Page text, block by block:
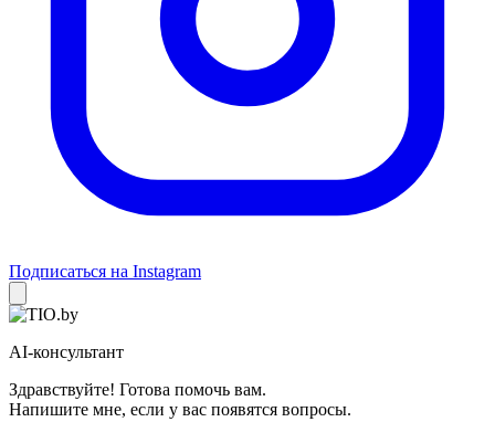
Подписаться на Instagram
AI-консультант
Здравствуйте! Готова помочь вам.
Напишите мне, если у вас появятся вопросы.